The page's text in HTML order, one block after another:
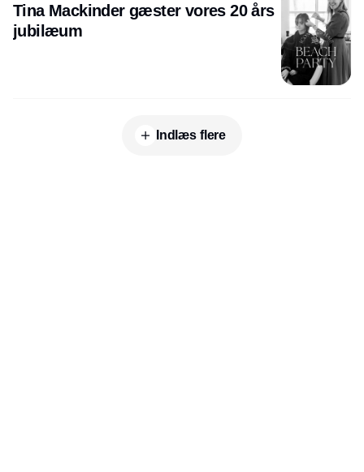
Tina Mackinder gæster vores 20 års
jubilæum
Indlæs flere